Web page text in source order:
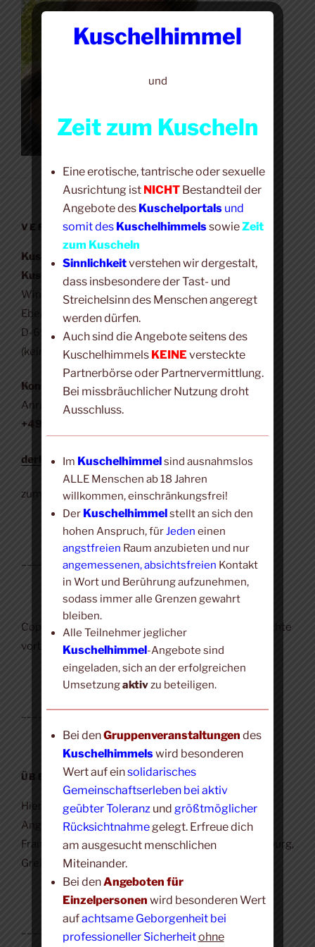
VERANTWORTLICH
Kuschelhimmel +
Kuschel-Portal
Winfried Bär
Eberbacher Str. 23
D-65346 Eltville (Erbach)
(kein Veranstaltungsort)
Kontakt:
Anruf, SMS, WhatsApp, Signal:
+49 (0) 171 423 4190
derkuschelhimmel@t-online.de
zum Impressum
___________________
Copyright © 2018-2026 Kuschel-Portal.
Alle Rechte
vorbehalten.
____________________
ÜBER DIESE WEBSITE
Hier findest du eine Übersicht det Kuschelhimmel-
Angebote für Gruppen und Einzelne im Raum
Frankfurt, Oberursel, Erbach/Rheingau, Mainz, Marburg,
Greifenstein und Boppard.
____________________
Kuschelhimmel
und
Zeit zum Kuscheln
Eine erotische, tantrische oder sexuelle
Ausrichtung ist NICHTBestandteil der
Angebote des Kuschelportals und
somit des KuschelhimmelssowieZeit
zum Kuscheln
Sinnlichkeitverstehen wir dergestalt,
dass insbesondere der Tast- und
Streichelsinn des Menschen angeregt
werden dürfen.
Auch sind die Angebote seitens des
Kuschelhimmels KEINE versteckte
Partnerbörse oder Partnervermittlung.
Bei missbräuchlicher Nutzung droht
Ausschluss.
Im Kuschelhimmelsind ausnahmslos
ALLE Menschen ab 18 Jahren
willkommen, einschränkungsfrei!
Der Kuschelhimmelstellt an sich den
hohen Anspruch, fürJeden einen
angstfreien Raum anzubieten und nur
angemessenen, absichtsfreien Kontakt
in Wort und Berührung aufzunehmen,
sodass immer alle Grenzen gewahrt
bleiben.
Alle Teilnehmer jeglicher
Kuschelhimmel-Angebote sind
eingeladen, sich an der erfolgreichen
Umsetzungaktivzu beteiligen.
Bei denGruppenveranstaltungen des
Kuschelhimmelswird besonderen
Wert auf einsolidarisches
Gemeinschaftserleben bei aktiv
geübter Toleranz und größtmöglicher
Rücksichtnahmegelegt. Erfreue dich
am ausgesucht menschlichen
Miteinander.
Bei denAngeboten für
Einzelpersonen wird besonderen Wert
aufachtsame Geborgenheit bei
professioneller Sicherheitohne